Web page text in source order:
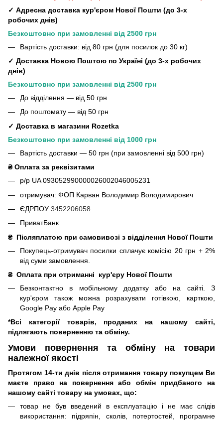
✓ Адресна доставка кур'єром Нової Пошти (до 3-х
робочих днів)
Безкоштовно при замовленні від 2500 грн
Вартість доставки: від 80 грн (для посилок до 30 кг)
✓ Доставка Новою Поштою по Україні (до 3-х робочих
днів)
Безкоштовно при замовленні від 2500 грн
До відділення — від 50 грн
До поштомату — від 50 грн
✓ Доставка в магазини Rozetka
Безкоштовно при замовленні від 1000 грн
Вартість доставки — 50 грн (при замовленні від 500 грн)
₴ Оплата за реквізитами
р/р UA 093052990000026002046005231
отримувач: ФОП Карван Володимир Володимирович
ЄДРПОУ 3452206058
ПриватБанк
₴ Післяплатою при самовивозі з відділення Нової Пошти
Покупець-отримувач посилки сплачує комісію 20 грн + 2%
від суми замовлення.
₴ Оплата при отриманні
кур'єру Нової Пошти
Безконтактно в мобільному додатку або на сайті. З
кур'єром також можна розрахувати готівкою, карткою,
Google Pay або Apple Pay
*Всі категорії товарів, проданих на нашому сайті,
підлягають поверненню та обміну.
Умови повернення та обміну на товари
належної якості
Протягом 14-ти днів після отримання товару покупцем Ви
маєте право на повернення або обмін придбаного на
нашому сайті товару на умовах, що:
товар не був введений в експлуатацію і не має слідів
використання: підряпін, сколів, потертостей, програмне